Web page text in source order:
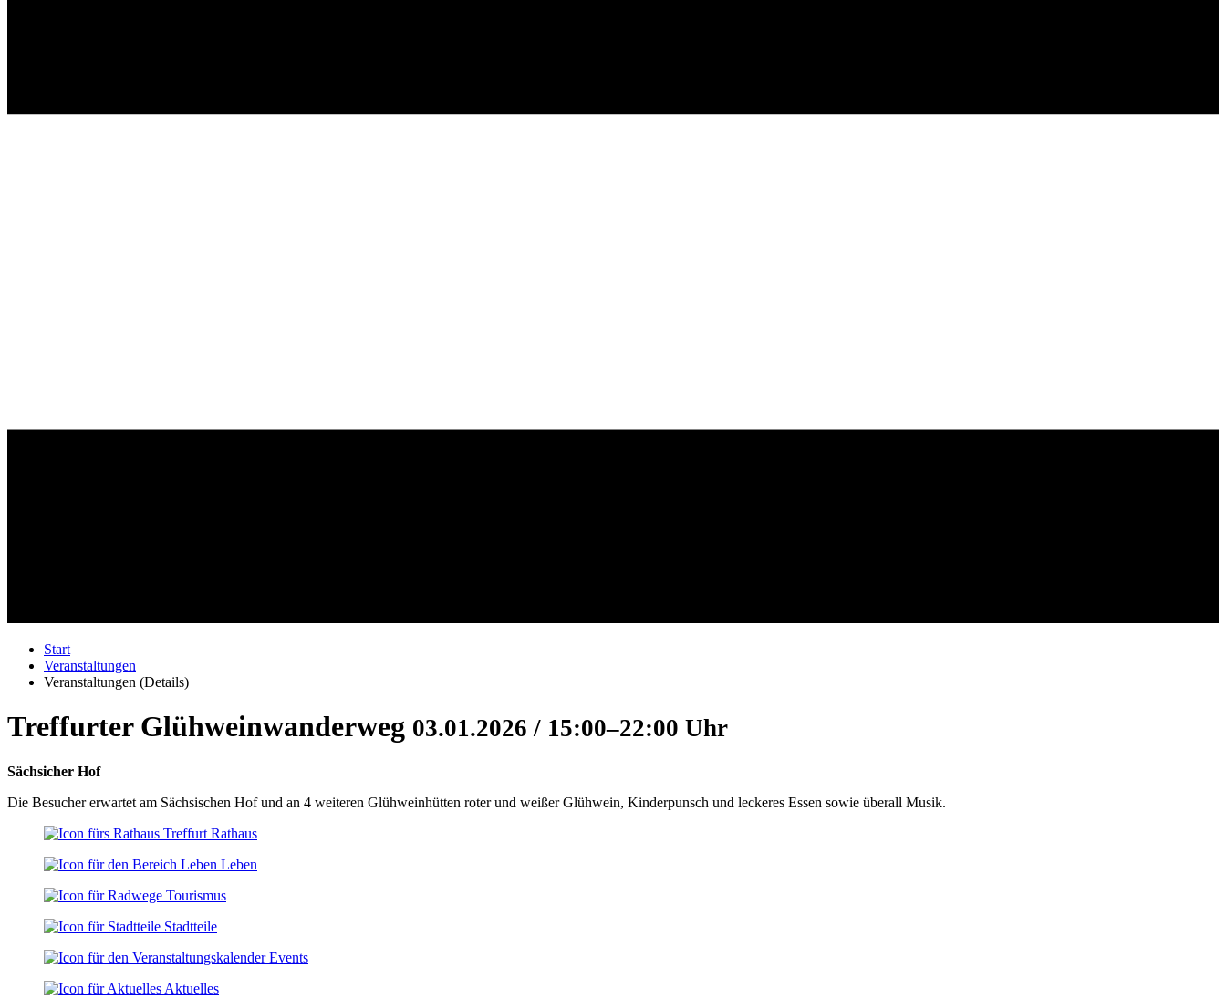
Start
Veranstaltungen
Veranstaltungen (Details)
Treffurter Glühweinwanderweg 03.01.2026 / 15:00–22:00 Uhr
Sächsicher Hof
Die Besucher erwartet am Sächsischen Hof und an 4 weiteren Glühweinhütten roter und weißer Glühwein, Kinderpunsch und leckeres Essen sowie überall Musik.
Rathaus
Leben
Tourismus
Stadtteile
Events
Aktuelles